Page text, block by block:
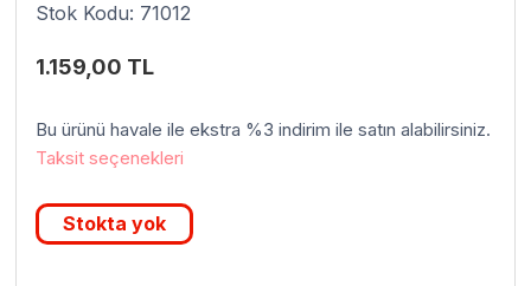
Stok Kodu: 71012
1.159,00 TL
Bu ürünü havale ile ekstra %3 indirim ile satın alabilirsiniz.
Taksit seçenekleri
Stokta yok